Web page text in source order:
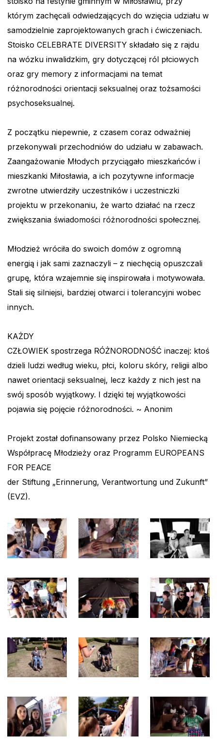
którym zachęcali odwiedzających do wzięcia udziału w
samodzielnie zaprojektowanych grach i ćwiczeniach.
Stoisko CELEBRATE DIVERSITY składało się z rajdu
na wózku inwalidzkim, gry dotyczącej ról płciowych
oraz gry memory z informacjami na temat
różnorodności orientacji seksualnej oraz tożsamości
psychoseksualnej.
Z początku niepewnie, z czasem coraz odważniej
przekonywali przechodniów do udziału w zabawach.
Zaangażowanie Młodych przyciągało mieszkańców i
mieszkanki Miłosławia, a ich pozytywne informacje
zwrotne utwierdziły uczestników i uczestniczki
projektu w przekonaniu, że warto działać na rzecz
zwiększania świadomości różnorodności społecznej.
Młodzież wróciła do swoich domów z ogromną
energią i jak sami zaznaczyli – z niechęcią opuszczali
grupę, która wzajemnie się inspirowała i motywowała.
Stali się silniejsi, bardziej otwarci i tolerancyjni wobec
innych.
KAŻDY
CZŁOWIEK spostrzega RÓŻNORODNOŚĆ inaczej: ktoś
dzieli ludzi według wieku, płci, koloru skóry, religii albo
nawet orientacji seksualnej, lecz każdy z nich jest na
swój sposób wyjątkowy. I dzięki tej wyjątkowości
pojawia się pojęcie różnorodności. ~ Anonim
Projekt został dofinansowany przez Polsko Niemiecką
Współpracę Młodzieży oraz Programm EUROPEANS
FOR PEACE
der Stiftung „Erinnerung, Verantwortung und Zukunft”
(EVZ).